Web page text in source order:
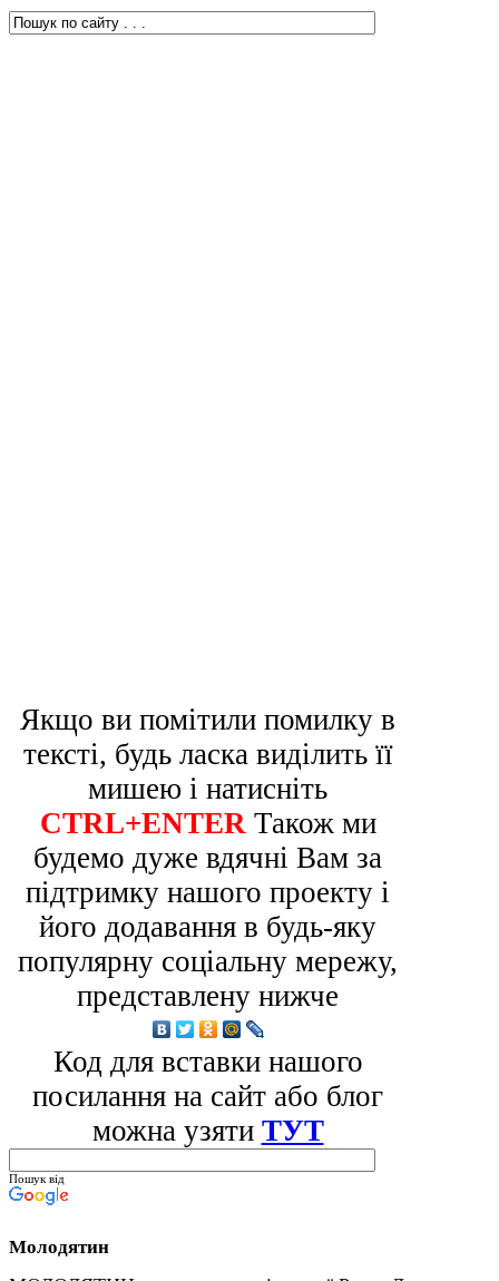
Якщо ви помітили помилку в
тексті, будь ласка виділить її
мишею і натисніть
CTRL+ENTER Також ми
будемо дуже вдячні Вам за
підтримку нашого проекту і
його додавання в будь-яку
популярну соціальну мережу,
представлену нижче
Код для вставки нашого
посилання на сайт або блог
можна узяти ТУТ
Пошук від
Молодятин